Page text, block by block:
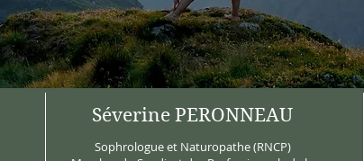
Séverine PERONNEAU
Sophrologue et Naturopathe (RNCP)